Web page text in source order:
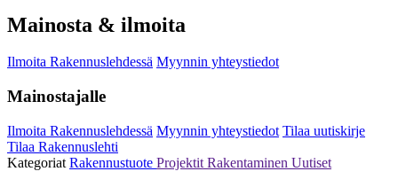
Mainosta & ilmoita
Ilmoita Rakennuslehdessä Myynnin yhteystiedot
Mainostajalle
Ilmoita Rakennuslehdessä Myynnin yhteystiedot Tilaa uutiskirje
Tilaa Rakennuslehti
Kategoriat Rakennustuote Projektit Rakentaminen Uutiset